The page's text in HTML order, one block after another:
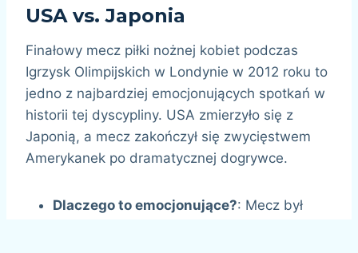
USA vs. Japonia
Finałowy mecz piłki nożnej kobiet podczas
Igrzysk Olimpijskich w Londynie w 2012 roku to
jedno z najbardziej emocjonujących spotkań w
historii tej dyscypliny. USA zmierzyło się z
Japonią, a mecz zakończył się zwycięstwem
Amerykanek po dramatycznej dogrywce.
Dlaczego to emocjonujące?: Mecz był